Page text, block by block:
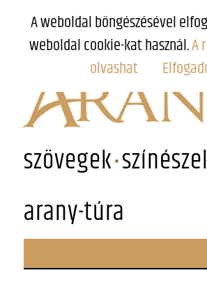
szövegek
arany-túra
A weboldal böngészésével
weboldal cookie-kat használ.A
olvashat